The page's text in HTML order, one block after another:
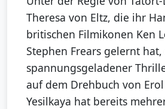
Theresa von Eltz, die ihr
britischen Filmikonen Ken
Stephen Frears gelernt
spannungsgeladener
auf dem Drehbuch von Erol
Yesilkaya hat bereits